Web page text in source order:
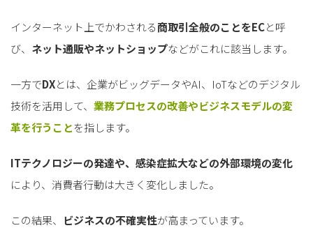
インターネット上でかわされる商取引全般のことをECと呼
び、 ネット通販やネットショップなどがこれに該当します。
一方でDXとは、企業がビッグデータやAI、IoTなどのデジタル
技術を活用して、 業務プロセスの改善やビジネスモデルの変
革を行うことを指します。
ITテクノロジーの発達や、感染症拡大などの外部環境の変化
により、消費者行動は大きく変化しました。
この結果、 ビジネスの不確実性が高まっています。